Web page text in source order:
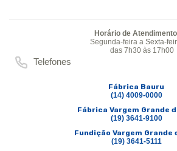
Horário de
Segunda-feira a Sexta-
das 7h30 às 17h00
Telefones
Fábrica Bauru
(14) 4009-0000
Fábrica Vargem Grande
(19) 3641-9100
Fundição Vargem Grande
(19) 3641-5111